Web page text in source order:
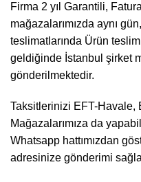
Firma 2 yıl Garantili,
mağazalarımızda aynı
teslimatlarında Ürün
geldiğinde İstanbul şirket
gönderilmektedir.
Taksitlerinizi EFT-
Mağazalarımıza da
Whatsapp hattımızdan
adresinize gönderimi